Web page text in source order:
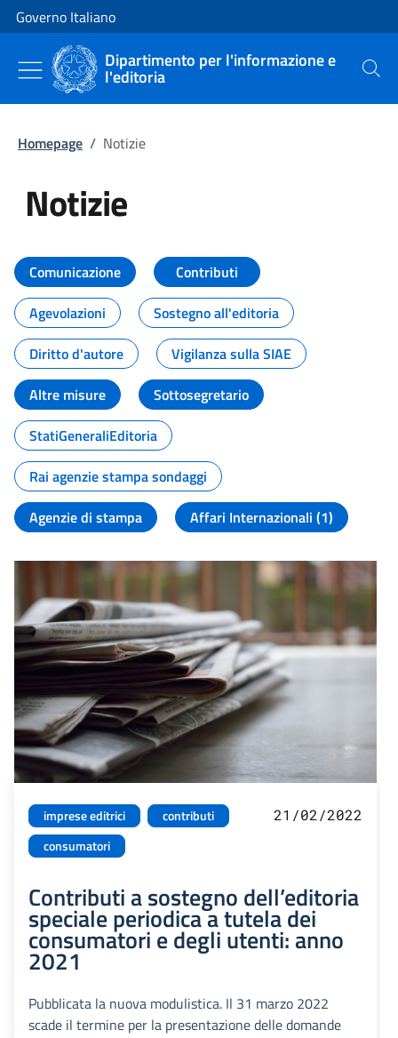
Vai al contenuto
Vai alla navigazione del sito
Governo Italiano
Dipartimento per l'informazione e
l'editoria Cerca
Homepage / Notizie
Notizie
Tutti i contenuti della pagina
Comunicazione
Contributi
Agevolazioni
Sostegno all'editoria
Diritto d'autore
Vigilanza sulla SIAE
Altre misure
Sottosegretario
StatiGeneraliEditoria
Rai agenzie stampa sondaggi
Agenzie di stampa
Affari Internazionali (1)
imprese editrici
contributi
consumatori
21/02/2022
Contributi a sostegno dell’editoria
speciale periodica a tutela dei
consumatori e degli utenti: anno
2021
Pubblicata la nuova modulistica. Il 31 marzo 2022
scade il termine per la presentazione delle domande